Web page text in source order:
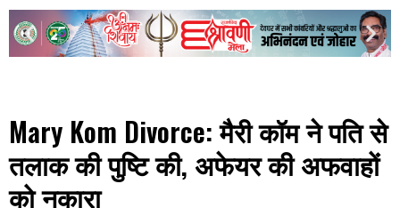
Mary Kom Divorce: मैरी कॉम ने पति से
तलाक की पुष्टि की, अफेयर की अफवाहों
को नकारा